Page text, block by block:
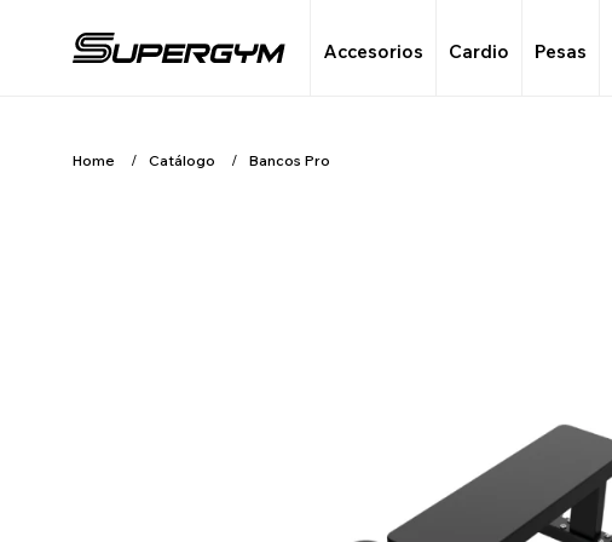
Accesorios Cardio Pesas
Home Catálogo Bancos Pro